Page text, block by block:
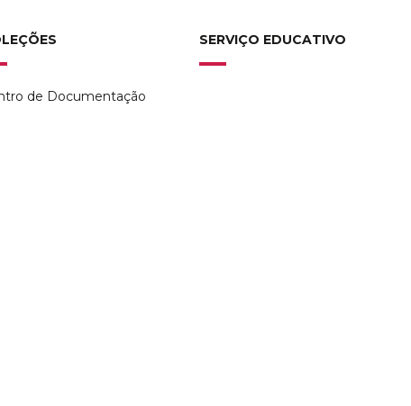
de Documentação
SERVIÇO EDUCATIVO